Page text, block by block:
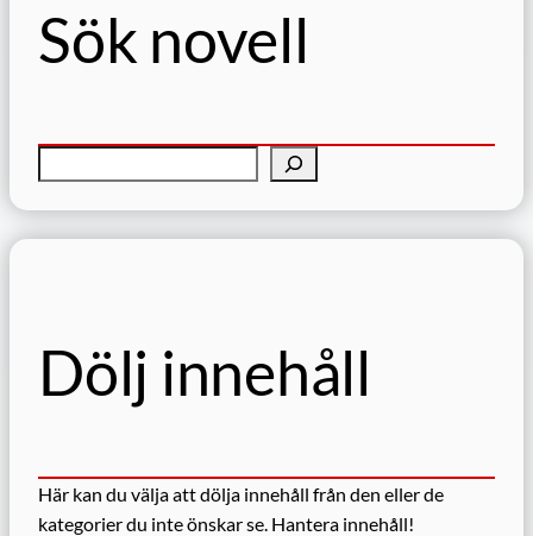
Sök novell
ö
Dölj innehåll
Här kan du välja att dölja innehåll från den eller de
kategorier du inte önskar se. Hantera innehåll!